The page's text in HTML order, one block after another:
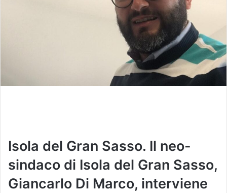
a
i
l
Isola del Gran Sasso. Il neo-
sindaco di Isola del Gran Sasso,
Giancarlo Di Marco, interviene